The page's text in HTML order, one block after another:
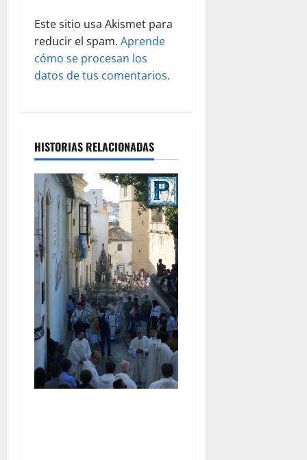
a
s
Este sitio usa Akismet para
reducir el spam. Aprende
cómo se procesan los
datos de tus comentarios.
HISTORIAS RELACIONADAS